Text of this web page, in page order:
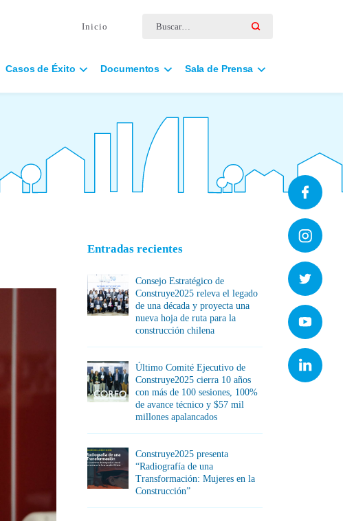
Buscar por:
Inicio
Casos de Éxito Documentos Sala de Prensa
Entradas recientes
Consejo Estratégico de
Construye2025 releva el legado
de una década y proyecta una
nueva hoja de ruta para la
construcción chilena
Último Comité Ejecutivo de
Construye2025 cierra 10 años
con más de 100 sesiones, 100%
de avance técnico y $57 mil
millones apalancados
Construye2025 presenta
“Radiografía de una
Transformación: Mujeres en la
Construcción”